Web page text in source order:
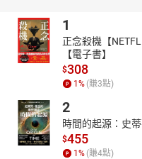
1
正念殺機【
【電子書】
$308
1% (賺3點)
2
時間的起源：史
$455
1% (賺4點)